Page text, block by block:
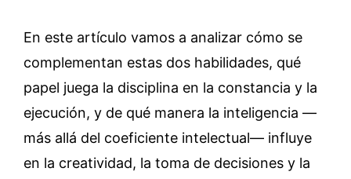
En este artículo vamos a analizar cómo se
complementan estas dos habilidades, qué
papel juega la disciplina en la constancia y la
ejecución, y de qué manera la inteligencia —
más allá del coeficiente intelectual— influye
en la creatividad, la toma de decisiones y la